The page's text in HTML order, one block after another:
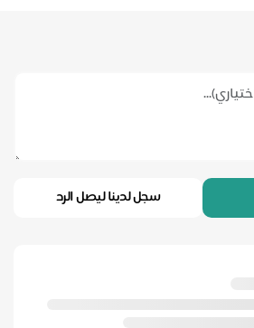
سجل لدينا ليصل الرد